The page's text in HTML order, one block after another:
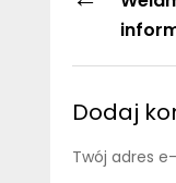
Dodaj
Twój adres